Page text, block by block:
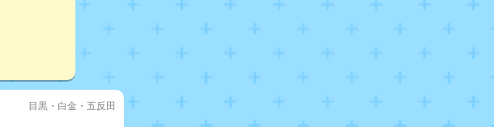
目黒・白金・五反田